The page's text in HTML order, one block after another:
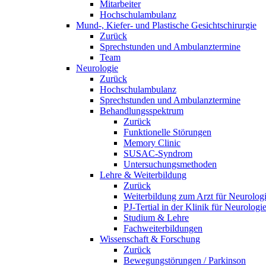
Mitarbeiter
Hochschulambulanz
Mund-, Kiefer- und Plastische Gesichtschirurgie
Zurück
Sprechstunden und Ambulanztermine
Team
Neurologie
Zurück
Hochschulambulanz
Sprechstunden und Ambulanztermine
Behandlungsspektrum
Zurück
Funktionelle Störungen
Memory Clinic
SUSAC-Syndrom
Untersuchungsmethoden
Lehre & Weiterbildung
Zurück
Weiterbildung zum Arzt für
PJ-Tertial in der Klinik für Neurologie
Studium & Lehre
Fachweiterbildungen
Wissenschaft & Forschung
Zurück
Bewegungstörungen / Parkinson